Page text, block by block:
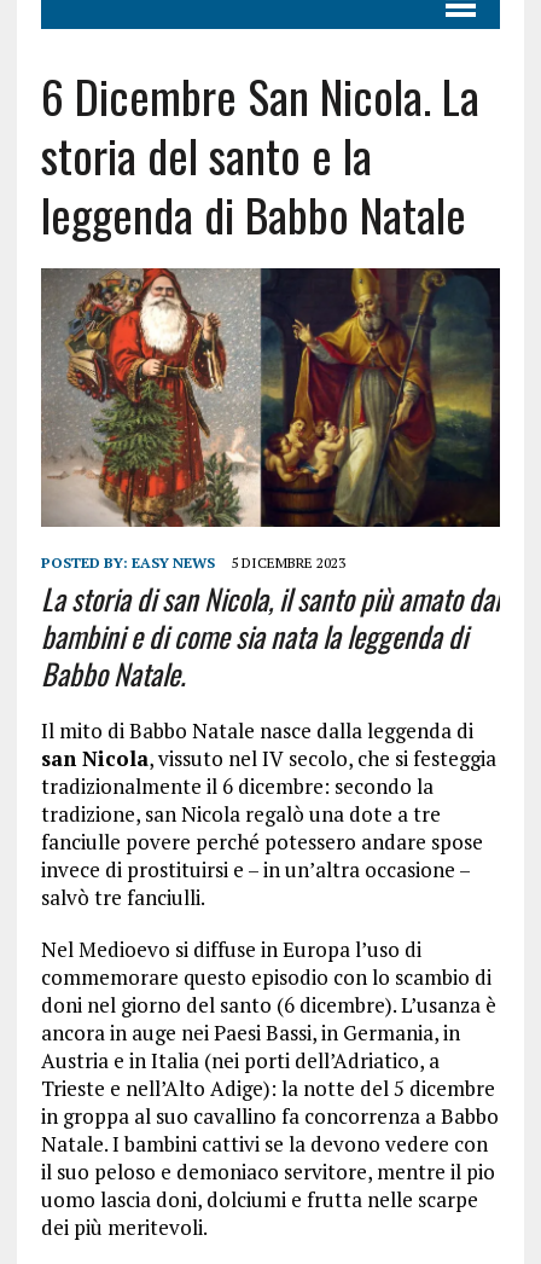
6 Dicembre San Nicola. La
storia del santo e la
leggenda di Babbo Natale
POSTED BY: EASY NEWS 5 DICEMBRE 2023
La storia di san Nicola, il santo più amato dai
bambini e di come sia nata la leggenda di
Babbo Natale.
Il mito di Babbo Natale nasce dalla leggenda di
san Nicola, vissuto nel IV secolo, che si festeggia
tradizionalmente il 6 dicembre: secondo la
tradizione, san Nicola regalò una dote a tre
fanciulle povere perché potessero andare spose
invece di prostituirsi e – in un’altra occasione –
salvò tre fanciulli.
Nel Medioevo si diffuse in Europa l’uso di
commemorare questo episodio con lo scambio di
doni nel giorno del santo (6 dicembre). L’usanza è
ancora in auge nei Paesi Bassi, in Germania, in
Austria e in Italia (nei porti dell’Adriatico, a
Trieste e nell’Alto Adige): la notte del 5 dicembre
in groppa al suo cavallino fa concorrenza a Babbo
Natale. I bambini cattivi se la devono vedere con
il suo peloso e demoniaco servitore, mentre il pio
uomo lascia doni, dolciumi e frutta nelle scarpe
dei più meritevoli.